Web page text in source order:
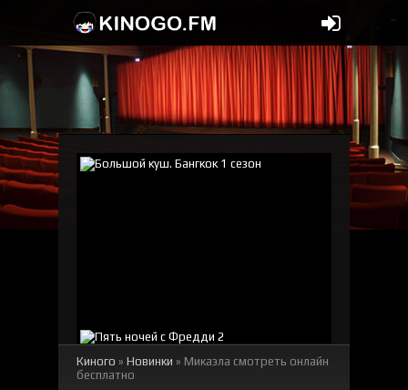
Киного » Новинки » Микаэла смотреть онлайн
бесплатно